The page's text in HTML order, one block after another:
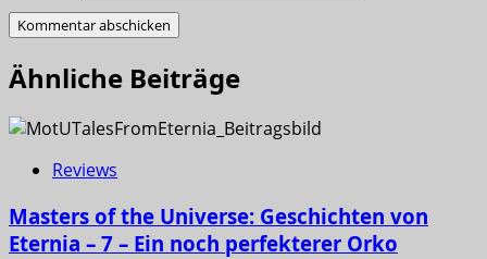
Ähnliche Beiträge
Reviews
Masters of the Universe: Geschichten von
Eternia – 7 – Ein noch perfekterer Orko